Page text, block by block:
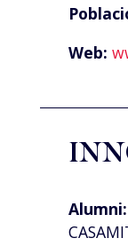
Web:
Alumni: